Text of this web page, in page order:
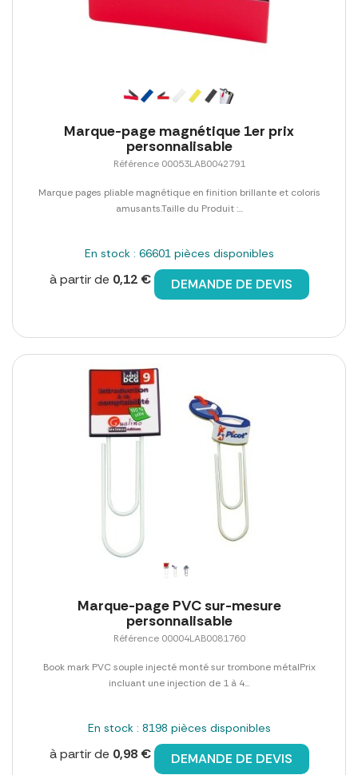
Marque-page magnétique 1er prix
personnalisable
Référence 00053LAB0042791
Marque pages pliable magnétique en finition brillante et coloris
amusants.Taille du Produit :...
En stock : 66601 pièces disponibles
à partir de 0,12 € DEMANDE DE DEVIS
Marque-page PVC sur-mesure
personnalisable
Référence 00004LAB0081760
Book mark PVC souple injecté monté sur trombone métalPrix
incluant une injection de 1 à 4...
En stock : 8198 pièces disponibles
à partir de 0,98 € DEMANDE DE DEVIS